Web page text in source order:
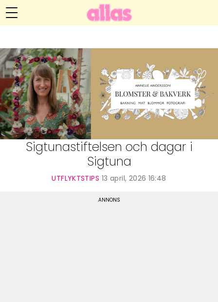
Hälsa
Relationer
Handarbete
Annelie Anderssons blogg
Hem
Om Annelie
Kategorier
Arkiv
Webshop
Sigtunastiftelsen och dagar i
Sigtuna
UTFLYKTSTIPS 13 april, 2026 16:48